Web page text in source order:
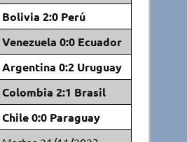
Bolivia 2:0 Perú
Venezuela 0:0 Ecuador
Argentina 0:2 Uruguay
Colombia 2:1 Brasil
Chile 0:0 Paraguay